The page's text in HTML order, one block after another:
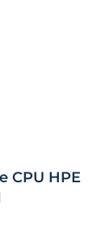
CPU HPE